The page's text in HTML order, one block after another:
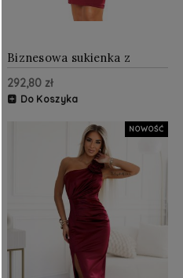
Biznesowa sukienka z
guzikami Matowa Bordowa
NU340-3
292,80 zł
Do Koszyka
NOWOŚĆ